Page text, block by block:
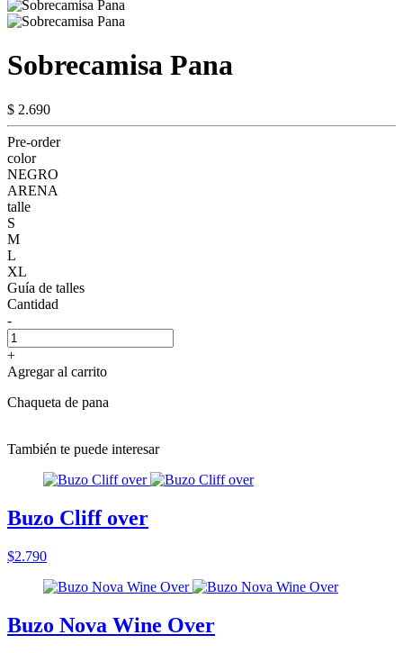
Sobrecamisa Pana
$ 2.690
Pre-order
color
NEGRO
ARENA
talle
S
M
L
XL
Guía de talles
Cantidad
-
+
Agregar al carrito
Chaqueta de pana
También te puede interesar
Buzo Cliff over
$2.790
Buzo Nova Wine Over